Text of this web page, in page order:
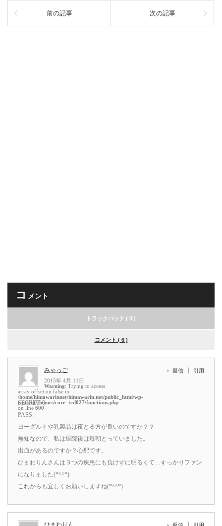
前の記事 次の記事
コ メント
トラックバック ( 0 )
コメント ( 6 )
みゃっご
2015年 4月 11日
Warning: Trying to access
array offset on false in
/home/himawarinnet/himawarin.net/public_html/wp-
content/themes/core_tcd027/functions.php
on line 600
返信 引用
SECRET: 0
PASS:
ヨーグルトや乳製品は夜とる方が良いのですか？？
無知なので、私は退院後は毎朝とっていました。
出血があるのですか？心配です。
ひまわりんさんは３つの疾患にも負けずに明るくて…すっかりファン
になりました(*^^*)
これからも宜しくお願いしますね(*^^*)
ひまわりん